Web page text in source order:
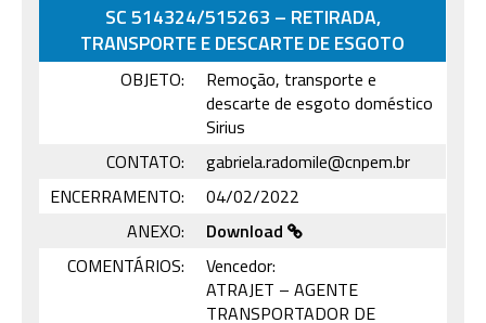
SC 514324/515263 – RETIRADA,
TRANSPORTE E DESCARTE DE ESGOTO
OBJETO:
Remoção, transporte e
descarte de esgoto doméstico
Sirius
CONTATO:
gabriela.radomile@cnpem.br
ENCERRAMENTO:
04/02/2022
ANEXO:
Download
COMENTÁRIOS:
Vencedor:
ATRAJET – AGENTE
TRANSPORTADOR DE